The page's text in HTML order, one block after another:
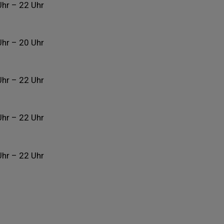
– 22 Uhr
– 20 Uhr
– 22 Uhr
– 22 Uhr
– 22 Uhr